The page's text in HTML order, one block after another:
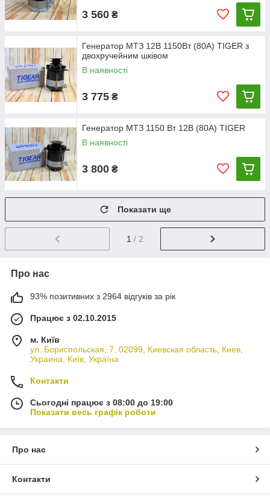
3 560 ₴
Генератор МТЗ 12В 1150Вт (80А) TIGER з
двохручейним шківом
В наявності
3 775 ₴
Генератор МТЗ 1150 Вт 12В (80А) TIGER
В наявності
3 800 ₴
Показати ще
1 / 2
Про нас
93% позитивних з 2964 відгуків за рік
Працює з 02.10.2015
м. Київ
ул. Бориспольская, 7, 02099, Киевская область, Киев,
Украина, Київ, Україна
Контакти
Сьогодні працює з 08:00 до 19:00
Показати весь графік роботи
Про нас
Контакти